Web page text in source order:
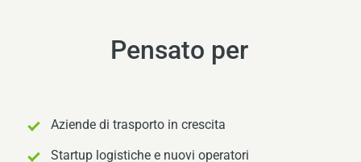
Pensato per
Aziende di trasporto in crescita
Startup logistiche e nuovi operatori